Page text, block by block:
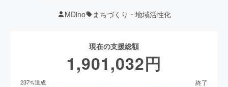
MDino まちづくり・地域活性化
現在の支援総額
1,901,032円
237%達成 終了